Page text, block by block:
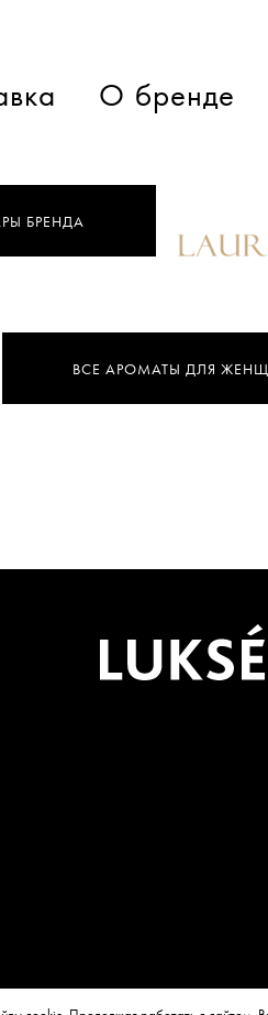
О бренде
БРЕНДА
ВСЕ АРОМАТЫ ДЛЯ